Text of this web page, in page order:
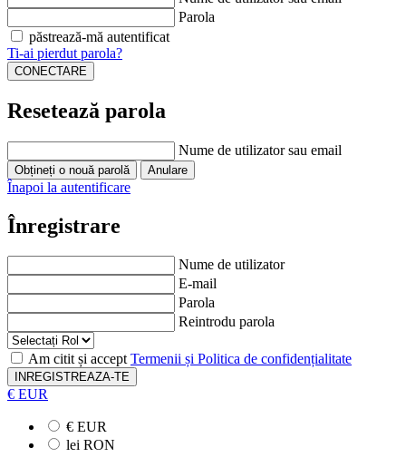
Parola
păstrează-mă autentificat
Ti-ai pierdut parola?
Resetează parola
Nume de utilizator sau email
Înapoi la autentificare
Înregistrare
Nume de utilizator
E-mail
Parola
Reintrodu parola
Am citit și acceptTermenii și Politica de confidențialitate
INREGISTREAZA-TE
€ EUR
€ EUR
lei RON